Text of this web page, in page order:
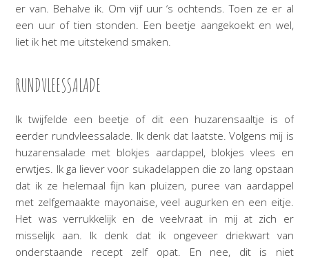
er van. Behalve ik. Om vijf uur ‘s ochtends. Toen ze er al
een uur of tien stonden. Een beetje aangekoekt en wel,
liet ik het me uitstekend smaken.
RUNDVLEESSALADE
Ik twijfelde een beetje of dit een huzarensaaltje is of
eerder rundvleessalade. Ik denk dat laatste. Volgens mij is
huzarensalade met blokjes aardappel, blokjes vlees en
erwtjes. Ik ga liever voor sukadelappen die zo lang opstaan
dat ik ze helemaal fijn kan pluizen, puree van aardappel
met zelfgemaakte mayonaise, veel augurken en een eitje.
Het was verrukkelijk en de veelvraat in mij at zich er
misselijk aan. Ik denk dat ik ongeveer driekwart van
onderstaande recept zelf opat. En nee, dit is niet